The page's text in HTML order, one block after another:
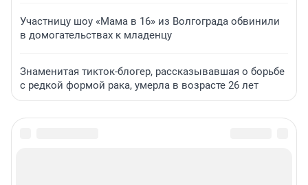
Участницу шоу «Мама в 16» из Волгограда обвинили
в домогательствах к младенцу
Знаменитая тикток-блогер, рассказывавшая о борьбе
с редкой формой рака, умерла в возрасте 26 лет